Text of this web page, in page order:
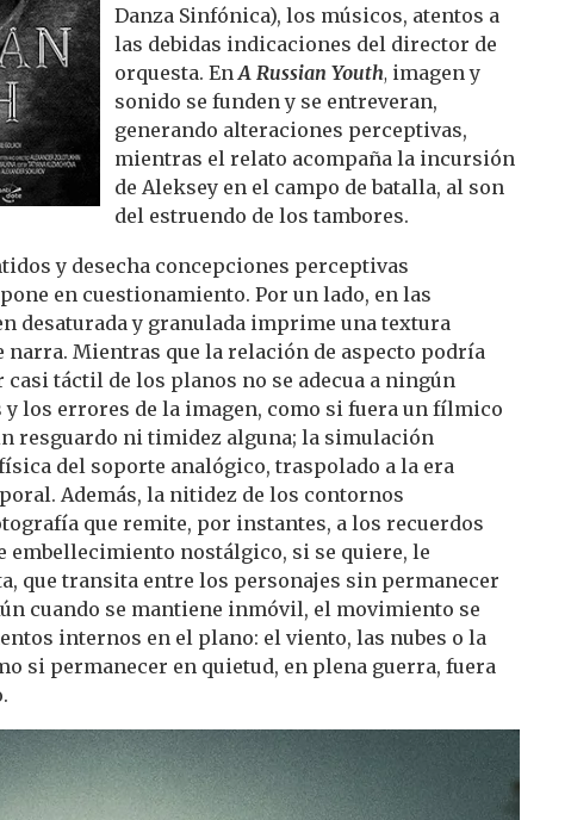
Danza Sinfónica), los músicos, atentos a
las debidas indicaciones del director de
orquesta. En A Russian Youth, imagen y
sonido se funden y se entreveran,
generando alteraciones perceptivas,
mientras el relato acompaña la incursión
de Aleksey en el campo de batalla, al son
del estruendo de los tambores.
y desecha concepciones perceptivas
en cuestionamiento. Por un lado, en las
desaturada y granulada imprime una textura
Mientras que la relación de aspecto podría
táctil de los planos no se adecua a ningún
los errores de la imagen, como si fuera un fílmico
resguardo ni timidez alguna; la simulación
del soporte analógico, traspolado a la era
Además, la nitidez de los contornos
que remite, por instantes, a los recuerdos
embellecimiento nostálgico, si se quiere, le
que transita entre los personajes sin permanecer
cuando se mantiene inmóvil, el movimiento se
internos en el plano: el viento, las nubes o la
si permanecer en quietud, en plena guerra, fuera